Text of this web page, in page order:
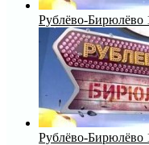
Рублёво-Бирюлёво
Рублёво-Бирюлёво